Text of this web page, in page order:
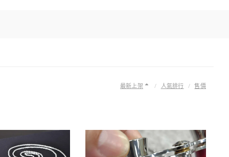
最新上架 人氣排行 售價